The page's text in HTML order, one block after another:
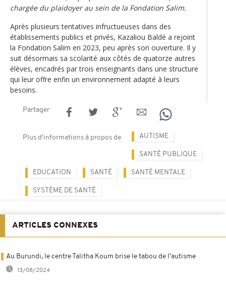
chargée du plaidoyer au sein de la Fondation Salim.
Après plusieurs tentatives infructueuses dans des
établissements publics et privés, Kazaliou Baldé a rejoint
la Fondation Salim en 2023, peu après son ouverture. Il y
suit désormais sa scolarité aux côtés de quatorze autres
élèves, encadrés par trois enseignants dans une structure
qui leur offre enfin un environnement adapté à leurs
besoins.
Partager
Plus d'informations à propos de AUTISME
SANTÉ PUBLIQUE
EDUCATION SANTÉ SANTÉ MENTALE
SYSTÈME DE SANTÉ
ARTICLES CONNEXES
Au Burundi, le centre Talitha Koum brise le tabou de l'autisme
13/08/2024